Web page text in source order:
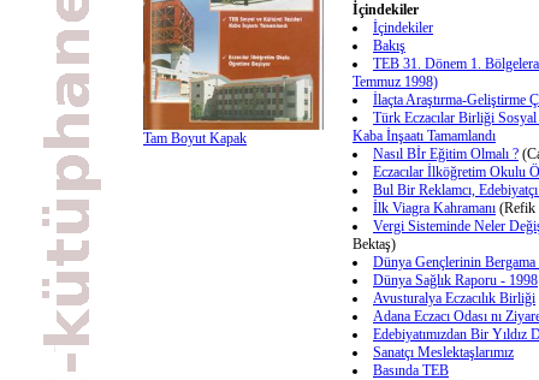
Tam Boyut Kapak
İçindekiler
İçindekiler
Bakış
TEB 31. Dönem 1.
Temmuz 1998)
İlaçta Araştırma-Geliştirme
Türk Eczacılar Birliği
Kaba İnşaatı Tamamlandı
Nasıl Bİr Eğitim Olmalı ?
Eczacılar İlköğretim Okulu
Bul Bir Reklamcı,
İlk Viagra Kahramanı (Refik
Vergi Sisteminde Neler
Bektaş)
Dünya Gençlerinin Bergama
Dünya Sağlık Raporu - 1998
Avusturalya Eczacılık Birliği
Adana Eczacı Odası nı
Edebiyatımızdan Bir Yıldız
Sanatçı Meslektaşlarımız
Basında TEB